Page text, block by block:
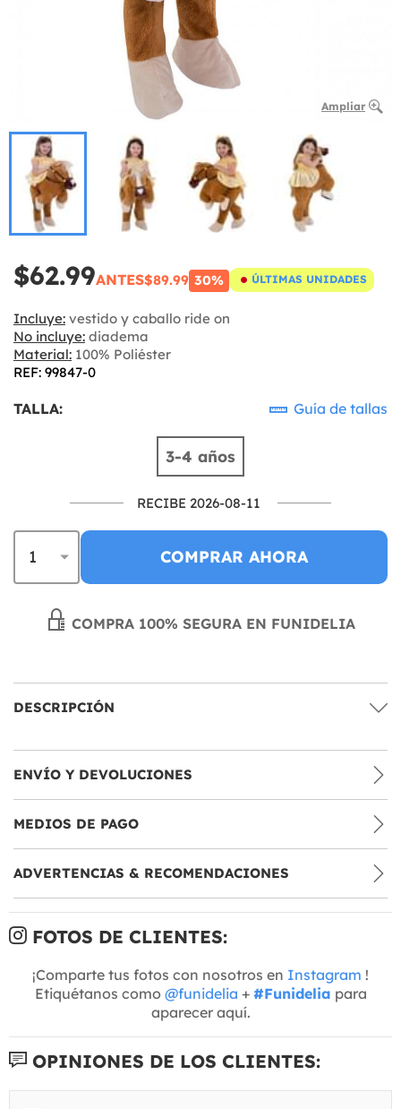
Ampliar
$62.99ANTES$89.99 30% ÚLTIMAS UNIDADES
Incluye: vestido y caballo ride on
No incluye: diadema
Material: 100% Poliéster
REF: 99847-0
TALLA: Guía de tallas
3-4 años
RECIBE 2026-08-11
COMPRAR AHORA
COMPRA 100% SEGURA EN FUNIDELIA
DESCRIPCIÓN
ENVÍO Y DEVOLUCIONES
MEDIOS DE PAGO
ADVERTENCIAS & RECOMENDACIONES
FOTOS DE CLIENTES:
¡Comparte tus fotos con nosotros en Instagram !
Etiquétanos como @funidelia + #Funidelia para
aparecer aquí.
OPINIONES DE LOS CLIENTES: